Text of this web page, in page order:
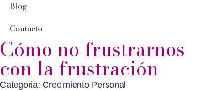
Blog
Contacto
Cómo no frustrarnos
con la frustración
Categoria: Crecimiento Personal